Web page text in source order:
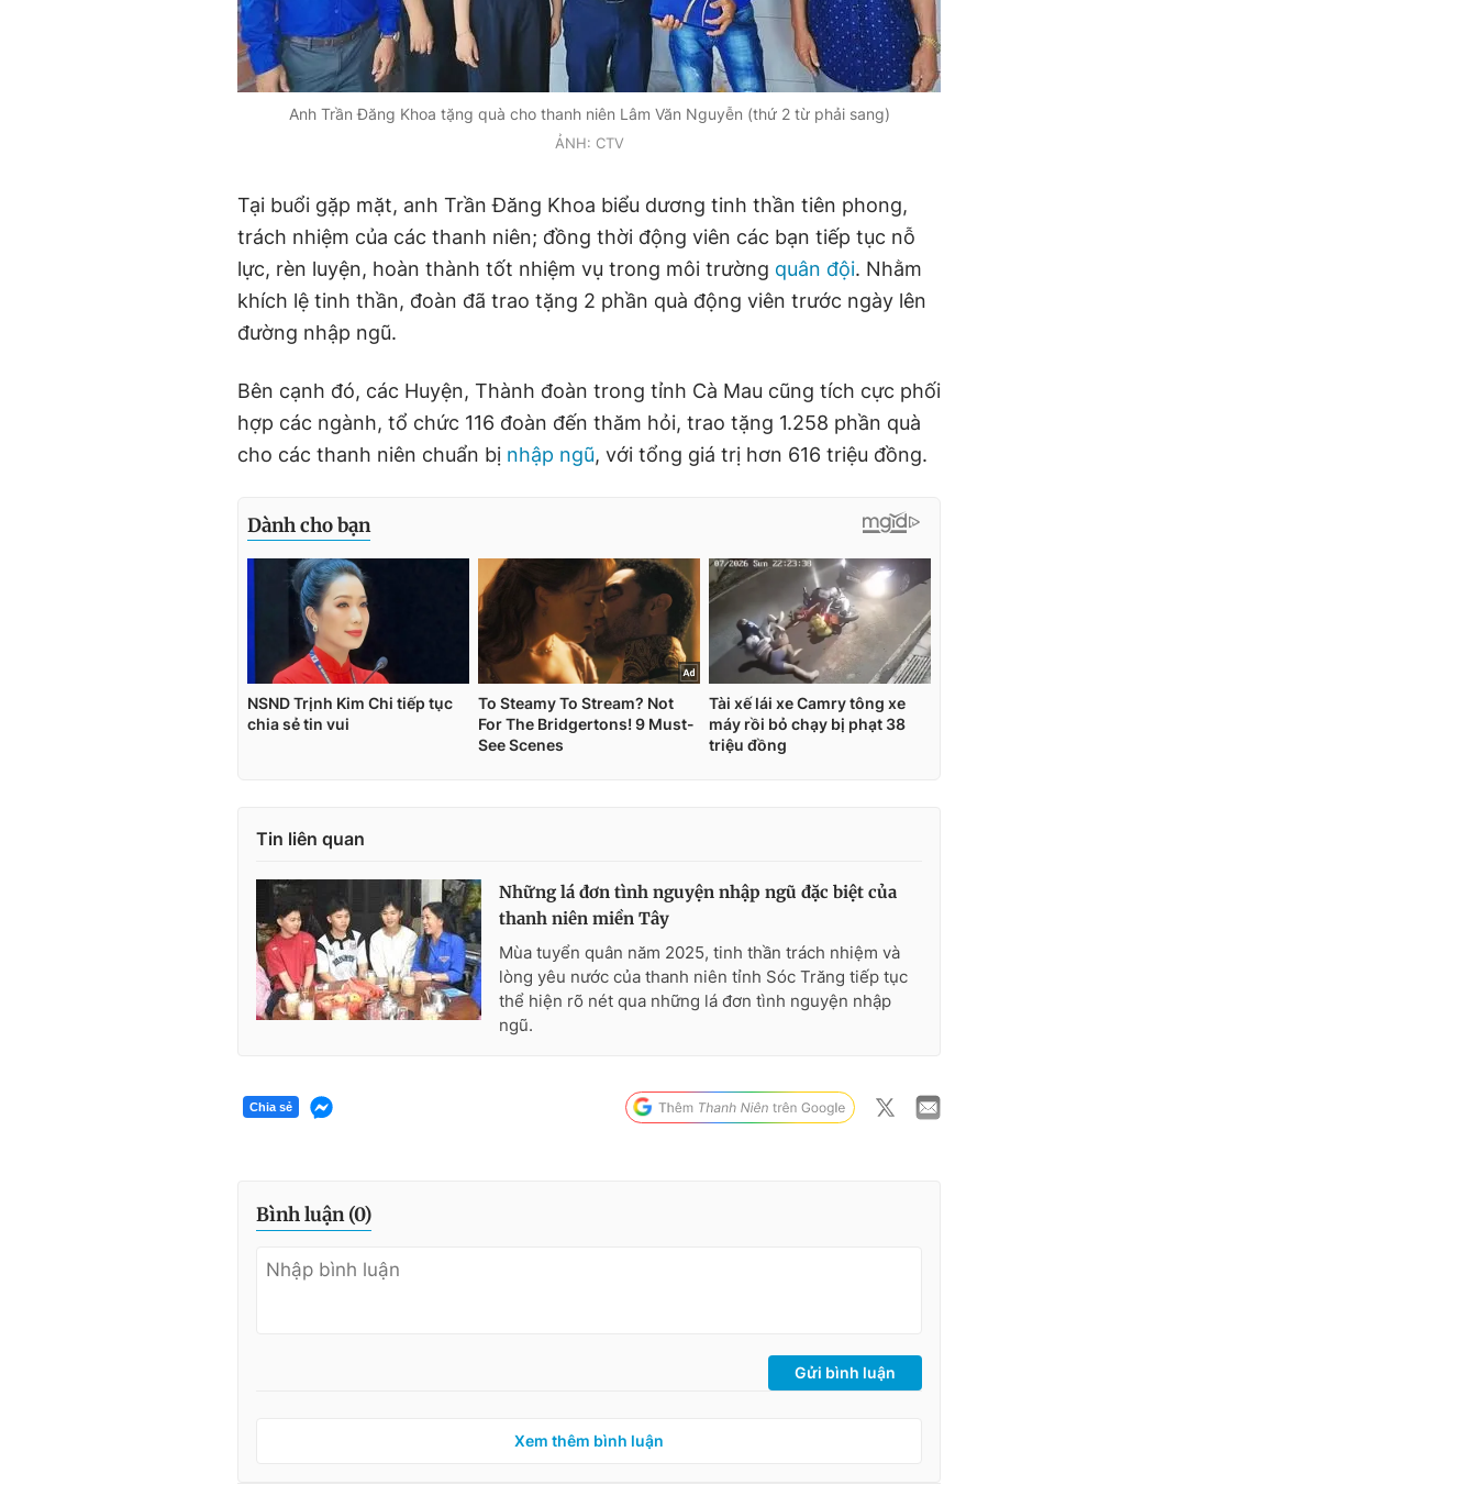
Anh Trần Đăng Khoa tặng quà cho thanh niên Lâm Văn Nguyễn (thứ 2 từ phải sang)
ẢNH: CTV
Tại buổi gặp mặt, anh Trần Đăng Khoa biểu dương tinh thần tiên phong,
trách nhiệm của các thanh niên; đồng thời động viên các bạn tiếp tục nỗ
lực, rèn luyện, hoàn thành tốt nhiệm vụ trong môi trường quân đội. Nhằm
khích lệ tinh thần, đoàn đã trao tặng 2 phần quà động viên trước ngày lên
đường nhập ngũ.
Bên cạnh đó, các Huyện, Thành đoàn trong tỉnh Cà Mau cũng tích cực phối
hợp các ngành, tổ chức 116 đoàn đến thăm hỏi, trao tặng 1.258 phần quà
cho các thanh niên chuẩn bị nhập ngũ, với tổng giá trị hơn 616 triệu đồng.
Tin liên quan
Những lá đơn tình nguyện nhập ngũ đặc biệt của
thanh niên miền Tây
Mùa tuyển quân năm 2025, tinh thần trách nhiệm và
lòng yêu nước của thanh niên tỉnh Sóc Trăng tiếp tục
thể hiện rõ nét qua những lá đơn tình nguyện nhập
ngũ.
Chia sẻ
Bình luận (0)
Gửi bình luận
Xem thêm bình luận